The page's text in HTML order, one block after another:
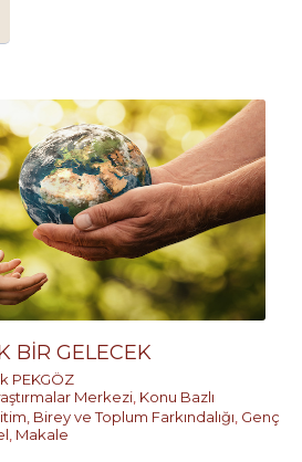
BİR GELECEK
PEKGÖZ
Merkezi Konu Bazlı
Birey ve Toplum Farkındalığı Genç
Makale